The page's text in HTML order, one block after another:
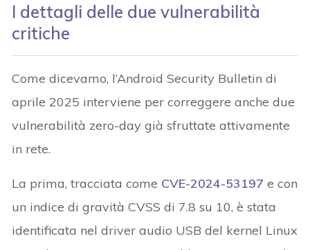
I dettagli delle due vulnerabilità
critiche
Come dicevamo, l’Android Security Bulletin di
aprile 2025 interviene per correggere anche due
vulnerabilità zero-day già sfruttate attivamente
in rete.
La prima, tracciata come CVE-2024-53197 e con
un indice di gravità CVSS di 7.8 su 10, è stata
identificata nel driver audio USB del kernel Linux